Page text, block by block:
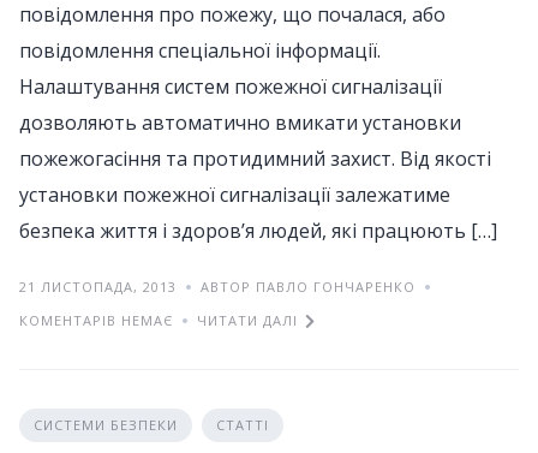
повідомлення про пожежу, що почалася, або
повідомлення спеціальної інформації.
Налаштування систем пожежної сигналізації
дозволяють автоматично вмикати установки
пожежогасіння та протидимний захист. Від якості
установки пожежної сигналізації залежатиме
безпека життя і здоров’я людей, які працюють […]
21 ЛИСТОПАДА, 2013
АВТОР ПАВЛО ГОНЧАРЕНКО
КОМЕНТАРІВ НЕМАЄ
ЧИТАТИ ДАЛІ
СИСТЕМИ БЕЗПЕКИ СТАТТІ